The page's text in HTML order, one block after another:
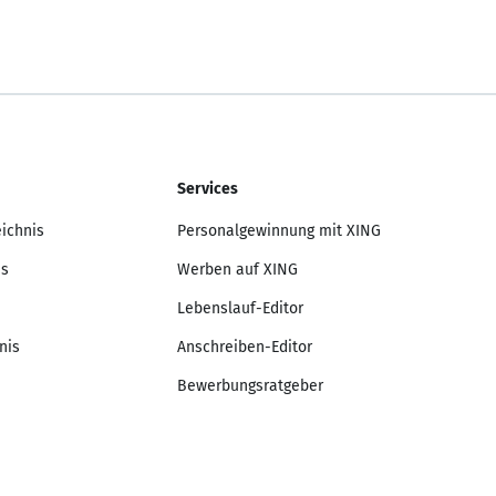
Services
Personalgewinnung mit XING
Werben auf XING
Lebenslauf-Editor
Anschreiben-Editor
Bewerbungsratgeber